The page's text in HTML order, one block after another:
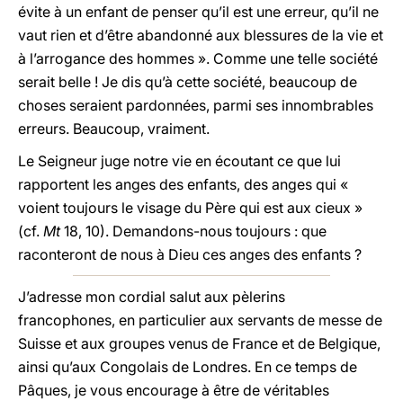
évite à un enfant de penser qu’il est une erreur, qu’il ne
vaut rien et d’être abandonné aux blessures de la vie et
à l’arrogance des hommes ». Comme une telle société
serait belle ! Je dis qu’à cette société, beaucoup de
choses seraient pardonnées, parmi ses innombrables
erreurs. Beaucoup, vraiment.
Le Seigneur juge notre vie en écoutant ce que lui
rapportent les anges des enfants, des anges qui «
voient toujours le visage du Père qui est aux cieux »
(cf. Mt18, 10). Demandons-nous toujours : que
raconteront de nous à Dieu ces anges des enfants ?
J’adresse mon cordial salut aux pèlerins
francophones, en particulier aux servants de messe de
Suisse et aux groupes venus de France et de Belgique,
ainsi qu’aux Congolais de Londres. En ce temps de
Pâques, je vous encourage à être de véritables